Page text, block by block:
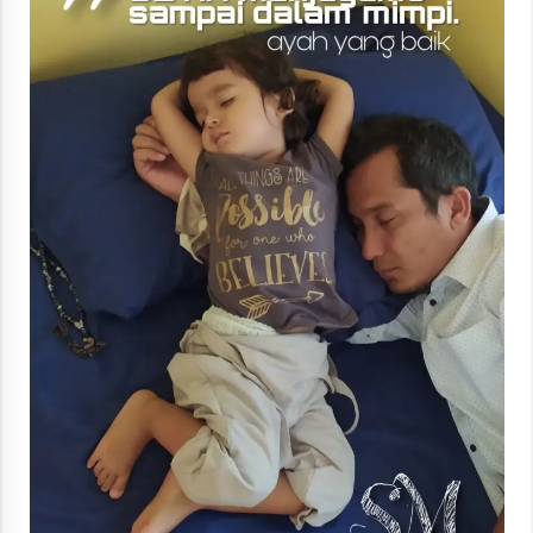
“One Piece”, Cara Barat Mengejar Mimpi
2 months ago
“Pohon Kehidupan”: Mati Dulu, Baru Hidup
3 months ago
“Manusia Digital”: Cerdas Lewat Sinyal
3 months ago
“Allahukrasi”: The Power of Management!
3 months ago
Manajemen “Qaddamat Lighad”: Menjadi
Manusia Visioner dan Beretika